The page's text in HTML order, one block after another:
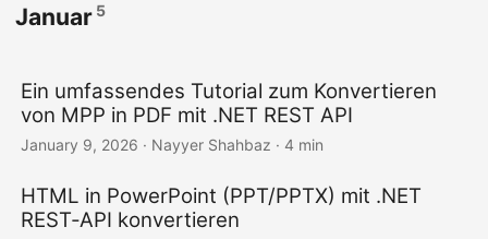
Januar 5
Ein umfassendes Tutorial zum Konvertieren
von MPP in PDF mit .NET REST API
January 9, 2026 · Nayyer Shahbaz · 4 min
HTML in PowerPoint (PPT/PPTX) mit .NET
REST‑API konvertieren